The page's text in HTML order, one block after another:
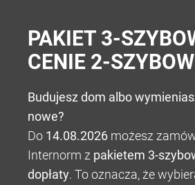
PAKIET 3-
CENIE 2-
Budujesz dom albo
nowe?
Do 14.08.2026 możesz
Internorm z pakietem 3-
dopłaty. To oznacza, że